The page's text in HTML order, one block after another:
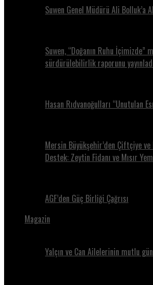
Suwen Genel Müdürü Ali Bolluk’a
Suwen, “Doğanın Ruhu
sürdürülebilirlik raporunu
Hasan Rıdvanoğulları “Unutulan
Mersin Büyükşehir’den Çiftçiye ve
Destek: Zeytin Fidanı ve Mısır
AGF’den Güç Birliği Çağrısı
Magazin
Yalçın ve Can Ailelerinin mutlu